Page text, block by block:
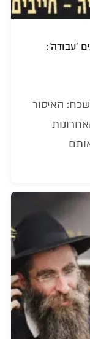
'עבודה':
האיסור